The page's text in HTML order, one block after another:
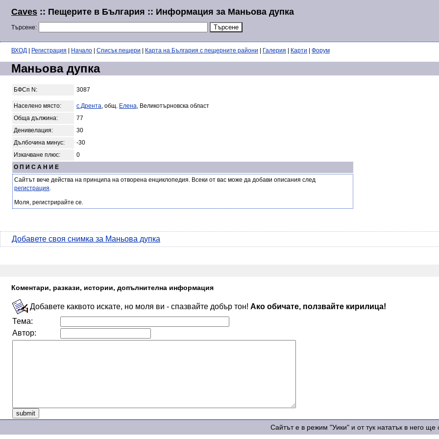
Caves :: Пещерите в България :: Информация за Маньова дупка
Търсене:
ВХОД Регистрация Начало Списък пещери Карта на България с пещерните райони Галерия Карти Форум
Маньова дупка
БФСп N: 3087
Населено място: с.Дрента, общ. Елена, Великотърновска област
Обща дължина:
77
Денивелация:
30
Дълбочина минус:
-30
Изкачване плюс:
0
О П И С А Н И Е
Сайтът вече действа на принципа на отворена енциклопедия. Всеки от вас може да добави описания след
регистрация.
Моля, регистрирайте се.
Добавете своя снимка за Маньова дупка
Коментари, разкази, истории, допълнителна информация
Добавете каквото искате, но моля ви - спазвайте добър тон! Ако обичате, ползвайте кирилица!
Тема:
Автор:
Сайтът е в режим "Уики" и от тук нататък в него